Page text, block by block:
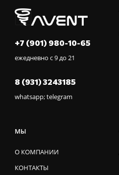
+7 (901) 980-10-65
ежедневно с 9 до 21
8 (931) 3243185
whatsapp; telegram
МЫ
О КОМПАНИИ
КОНТАКТЫ